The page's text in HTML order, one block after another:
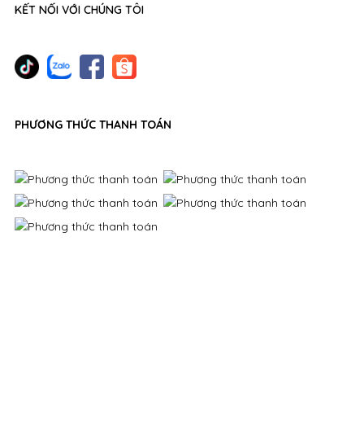
KẾT NỐI VỚI CHÚNG TÔI
PHƯƠNG THỨC THANH TOÁN